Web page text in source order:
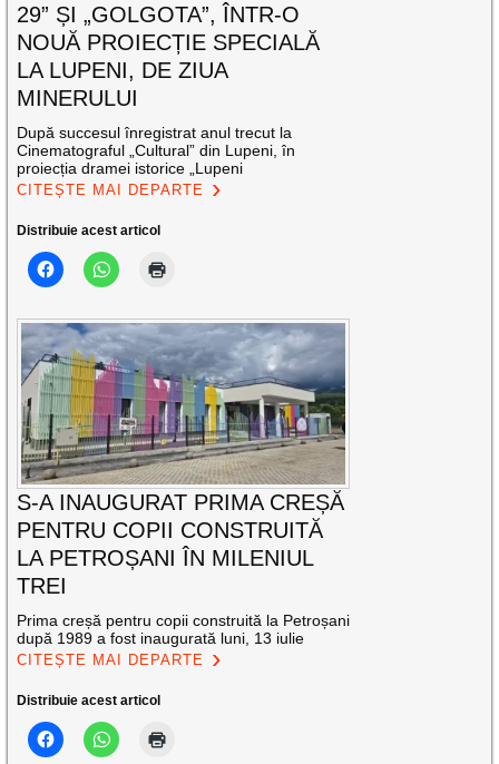
29” ȘI „GOLGOTA”, ÎNTR-O
NOUĂ PROIECȚIE SPECIALĂ
LA LUPENI, DE ZIUA
MINERULUI
După succesul înregistrat anul trecut la
Cinematograful „Cultural” din Lupeni, în
proiecția dramei istorice „Lupeni
CITEȘTE MAI DEPARTE
Distribuie acest articol
S-A INAUGURAT PRIMA CREȘĂ
PENTRU COPII CONSTRUITĂ
LA PETROȘANI ÎN MILENIUL
TREI
Prima creșă pentru copii construită la Petroșani
după 1989 a fost inaugurată luni, 13 iulie
CITEȘTE MAI DEPARTE
Distribuie acest articol